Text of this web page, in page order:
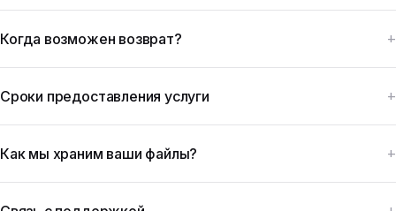
Когда возможен возврат?
Сроки предоставления услуги
Как мы храним ваши файлы?